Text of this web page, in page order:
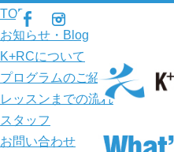
TOP
お知らせ・Blog
K+RCについて
プログラムのご紹介
レッスンまでの流れ
スタッフ
お問い合わせ